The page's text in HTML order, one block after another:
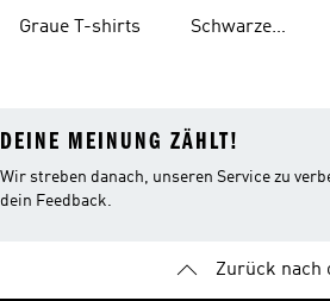
Graue T-shirts
Schwarze
DEINE MEINUNG ZÄHLT!
Wir streben danach, unseren Service zu
dein Feedback.
Zurück nach